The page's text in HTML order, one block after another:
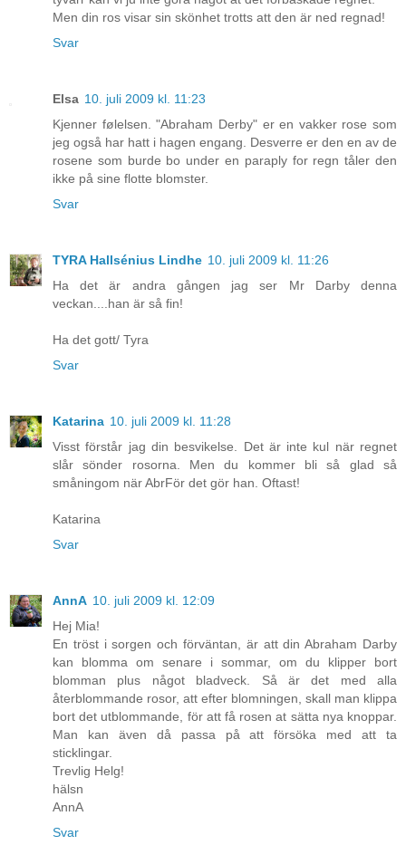
Men din ros visar sin skönhet trotts att den är ned regnad!
Svar
Elsa 10. juli 2009 kl. 11:23
Kjenner følelsen. "Abraham Derby" er en vakker rose som
jeg også har hatt i hagen engang. Desverre er den en av de
rosene som burde bo under en paraply for regn tåler den
ikke på sine flotte blomster.
Svar
TYRA Hallsénius Lindhe 10. juli 2009 kl. 11:26
Ha det är andra gången jag ser Mr Darby denna
veckan....han är så fin!
Ha det gott/ Tyra
Svar
Katarina 10. juli 2009 kl. 11:28
Visst förstår jag din besvikelse. Det är inte kul när regnet
slår sönder rosorna. Men du kommer bli så glad så
småningom när AbrFör det gör han. Oftast!
Katarina
Svar
AnnA 10. juli 2009 kl. 12:09
Hej Mia!
En tröst i sorgen och förväntan, är att din Abraham Darby
kan blomma om senare i sommar, om du klipper bort
blomman plus något bladveck. Så är det med alla
återblommande rosor, att efter blomningen, skall man klippa
bort det utblommande, för att få rosen at sätta nya knoppar.
Man kan även då passa på att försöka med att ta
sticklingar.
Trevlig Helg!
hälsn
AnnA
Svar